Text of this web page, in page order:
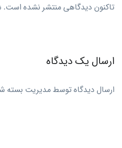
تاکنون دیدگاهی منتشر نشده است.
ارسال یک دیدگاه
ارسال دیدگاه توسط مدیریت بسته